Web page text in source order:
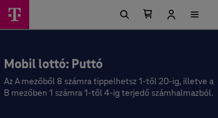
Mobil lottó: Puttó
Az A mezőből 8 számra tippelhetsz 1-től 20-ig, illetve a
B mezőben 1 számra 1-től 4-ig terjedő számhalmazból.